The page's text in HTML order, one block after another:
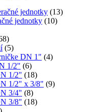
jednotky (13)
jednotky (10)
(5)
DN 1" (4)
1/2" (6)
1/2" (18)
1/2" x 3/8" (9)
3/4" (8)
3/8" (18)